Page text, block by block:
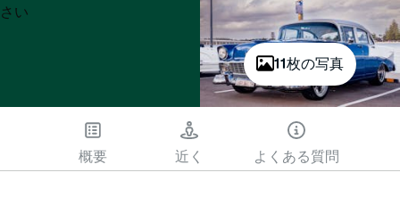
11枚の写真
さい
概要 近く よくある質問